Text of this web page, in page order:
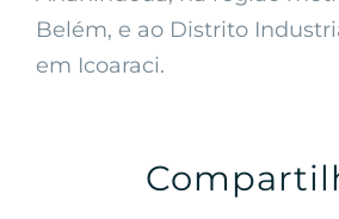
Belém, e ao Distrito
em Icoaraci.